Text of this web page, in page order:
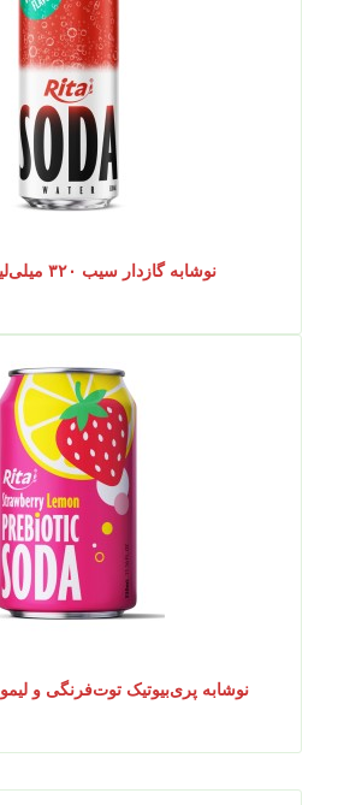
نوشابه گازدار سیب ۳۲۰ میلی‌لیتری قوطی
نوشابه پری‌بیوتیک توت‌فرنگی و لیمو ۳۳۰ میلی‌لیتری